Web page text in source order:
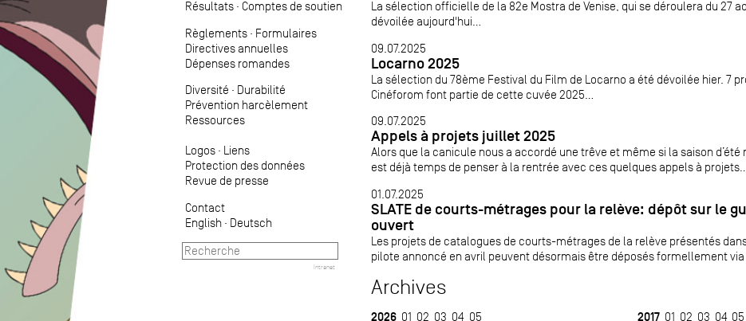
Résultats · Comptes de soutien
Règlements · Formulaires
Directives annuelles
Dépenses romandes
Diversité · Durabilité
Prévention harcèlement
Ressources
Logos · Liens
Protection des données
Revue de presse
Contact
English · Deutsch
Intranet
La sélection officielle de la 82e Mostra de Venise, qui se déroulera du 27
dévoilée aujourd'hui...
09.07.2025
Locarno 2025
La sélection du 78ème Festival du Film de Locarno a été dévoilée hier. 7
Cinéforom font partie de cette cuvée 2025...
09.07.2025
Appels à projets juillet 2025
Alors que la canicule nous a accordé une trêve et même si la saison
est déjà temps de penser à la rentrée avec ces quelques appels à
01.07.2025
SLATE de courts-métrages pour la relève: dépôt sur le
ouvert
Les projets de catalogues de courts-métrages de la relève présentés
pilote annoncé en avril peuvent désormais être déposés formellement via
Archives
2026 01 02 03 04 05 2017 01 02 03 04 05